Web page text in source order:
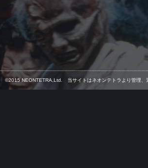
©2015 NEONTETRA,Ltd. 当サイトはネオンテトラより管理、